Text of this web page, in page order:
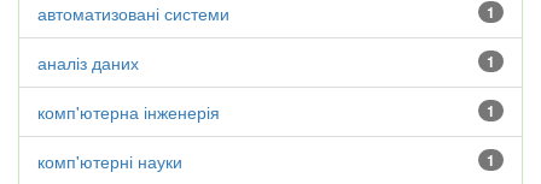
1
автоматизовані системи
1
аналіз даних
1
комп'ютерна інженерія
1
комп'ютерні науки